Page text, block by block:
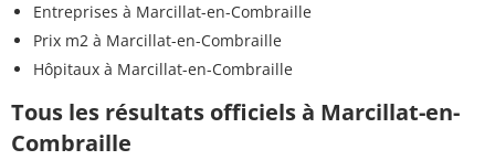
Entreprises à Marcillat-en-Combraille
Prix m2 à Marcillat-en-Combraille
Hôpitaux à Marcillat-en-Combraille
Tous les résultats officiels à Marcillat-en-
Combraille